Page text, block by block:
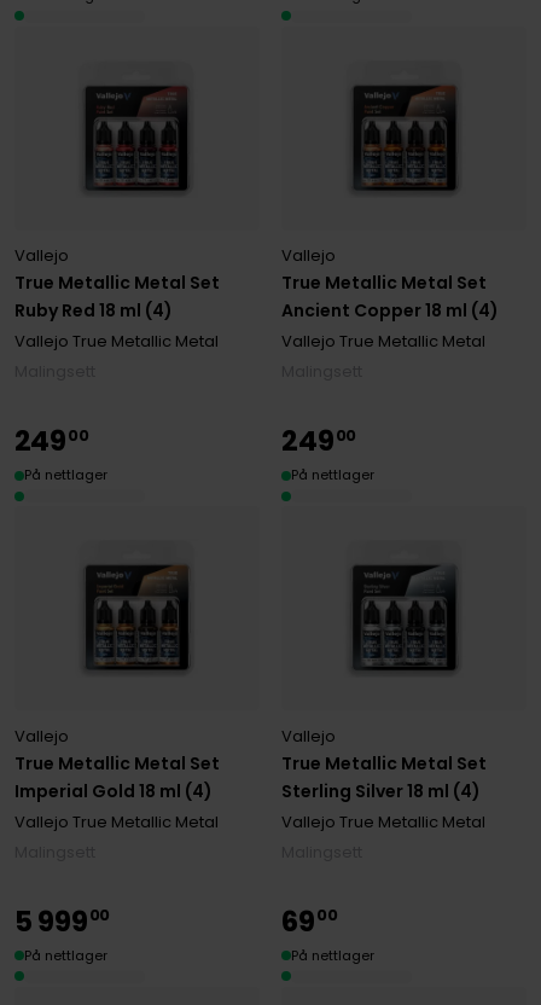
True Metallic Metal Set
Ruby Red 18 ml (4)
Vallejo
Vallejo True Metallic Metal
True Metallic Metal Set
Ancient Copper 18 ml (4)
Vallejo
Vallejo True Metallic Metal
True Metallic Metal Set
Imperial Gold 18 ml (4)
Vallejo
Vallejo True Metallic Metal
24900
På nettlager
True Metallic Metal Set
Sterling Silver 18 ml (4)
Vallejo
Vallejo True Metallic Metal
24900
På nettlager
599900
På nettlager
6900
På nettlager